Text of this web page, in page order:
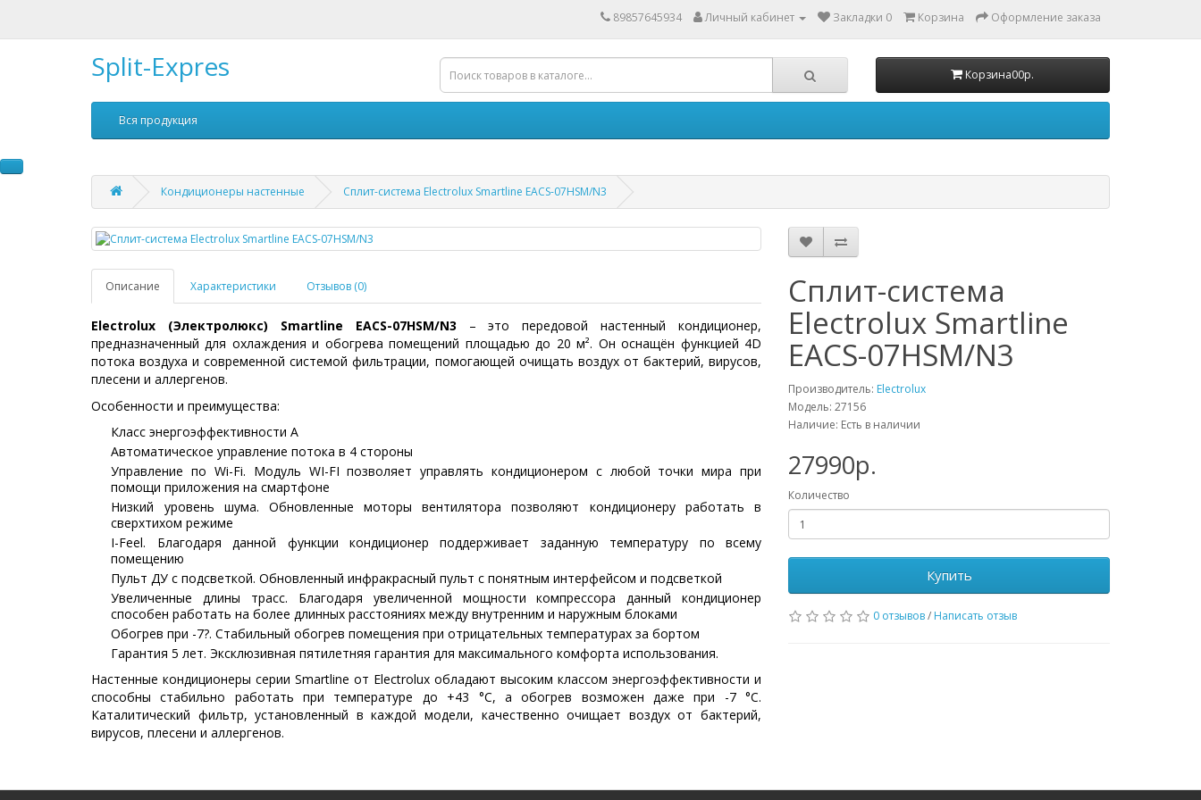
89857645934 Личный кабинет Закладки 0 Корзина Оформление заказа
Split-Expres Корзина00р.
Вся продукция
Кондиционеры настенные Сплит-система Electrolux Smartline EACS-07HSM/N3
Описание Характеристики Отзывов (0)
Electrolux (Электролюкс) Smartline EACS-07HSM/N3 – это передовой настенный кондиционер,
предназначенный для охлаждения и обогрева помещений площадью до 20 м². Он оснащён функцией 4D
потока воздуха и современной системой фильтрации, помогающей очищать воздух от бактерий, вирусов,
плесени и аллергенов.
Особенности и преимущества:
Класс энергоэффективности A
Автоматическое управление потока в 4 стороны
Управление по Wi-Fi. Модуль WI-FI позволяет управлять кондиционером с любой точки мира при
помощи приложения на смартфоне
Низкий уровень шума. Обновленные моторы вентилятора позволяют кондиционеру работать в
сверхтихом режиме
I-Feel. Благодаря данной функции кондиционер поддерживает заданную температуру по всему
помещению
Пульт ДУ с подсветкой. Обновленный инфракрасный пульт с понятным интерфейсом и подсветкой
Увеличенные длины трасс. Благодаря увеличенной мощности компрессора данный кондиционер
способен работать на более длинных расстояниях между внутренним и наружным блоками
Обогрев при -7?. Стабильный обогрев помещения при отрицательных температурах за бортом
Гарантия 5 лет. Эксклюзивная пятилетняя гарантия для максимального комфорта использования.
Настенные кондиционеры серии Smartline от Electrolux обладают высоким классом энергоэффективности и
способны стабильно работать при температуре до +43 °C, а обогрев возможен даже при -7 °C.
Каталитический фильтр, установленный в каждой модели, качественно очищает воздух от бактерий,
вирусов, плесени и аллергенов.
Сплит-система
Electrolux Smartline
EACS-07HSM/N3
Производитель: Electrolux
Модель: 27156
Наличие: Есть в наличии
27990р.
Количество
Купить
0 отзывов/ Написать отзыв